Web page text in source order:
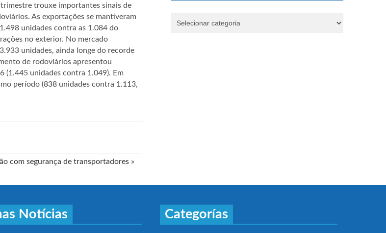
trouxe importantes sinais de
As exportações se mantiveram
unidades contra as 1.084 do
no exterior. No mercado
unidades, ainda longe do recorde
de rodoviários apresentou
(1.445 unidades contra 1.049). Em
período (838 unidades contra 1.113,
com segurança de transportadores »
Notícias Categorías